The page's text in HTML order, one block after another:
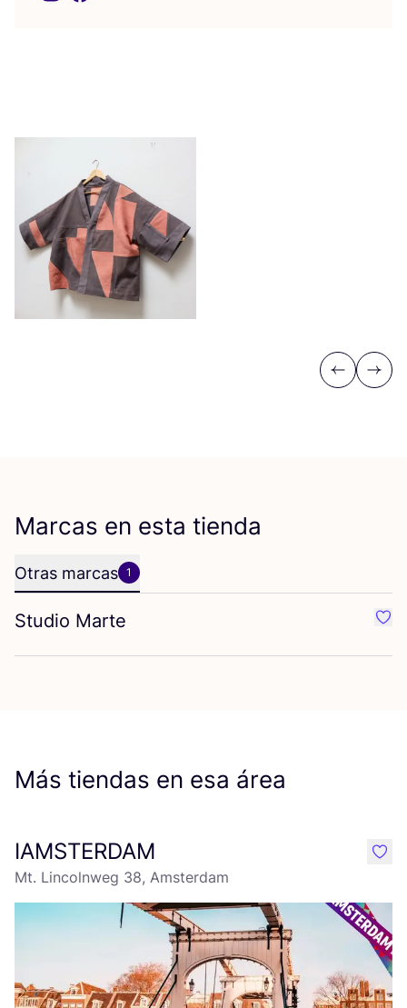
Previous
Next
Marcas en esta tienda
Otras marcas 1
Studio Marte
Más tiendas en esa área
IAMSTERDAM
Mt. Lincolnweg 38, Amsterdam
like